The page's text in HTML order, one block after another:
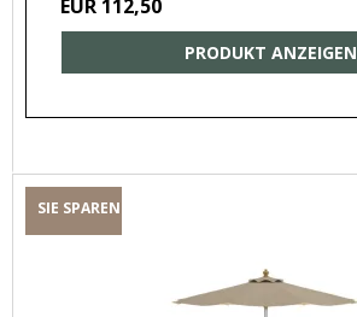
EUR 112,50
PRODUKT ANZEIGEN
SIE SPAREN